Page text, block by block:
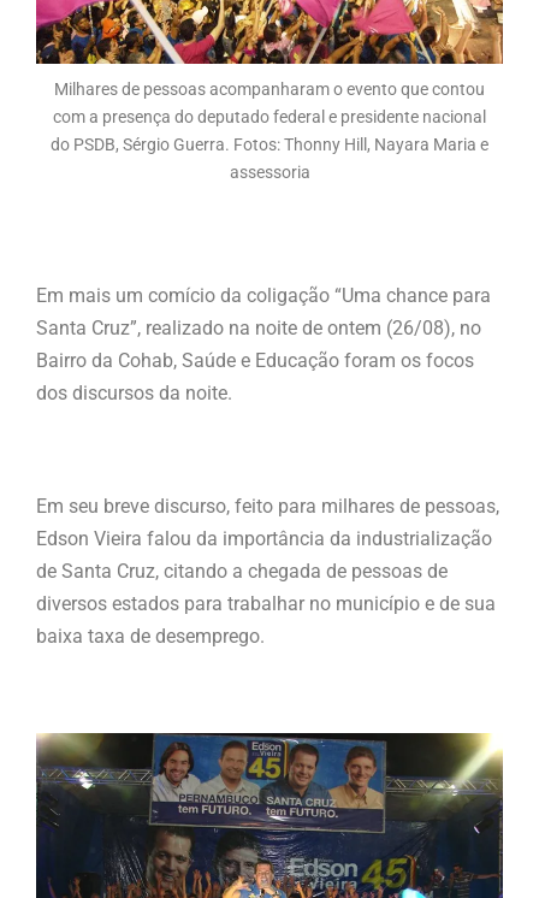
Milhares de pessoas acompanharam o evento que contou
com a presença do deputado federal e presidente nacional
do PSDB, Sérgio Guerra. Fotos: Thonny Hill, Nayara Maria e
assessoria
Em mais um comício da coligação “Uma chance para
Santa Cruz”, realizado na noite de ontem (26/08), no
Bairro da Cohab, Saúde e Educação foram os focos
dos discursos da noite.
Em seu breve discurso, feito para milhares de pessoas,
Edson Vieira falou da importância da industrialização
de Santa Cruz, citando a chegada de pessoas de
diversos estados para trabalhar no município e de sua
baixa taxa de desemprego.